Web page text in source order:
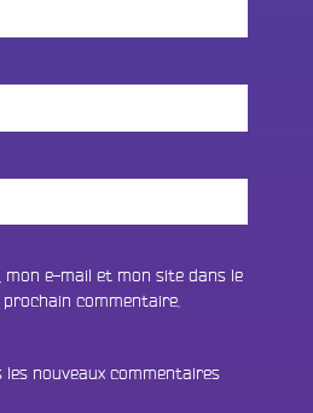
mon e-mail et mon site dans le
commentaire.
les nouveaux commentaires